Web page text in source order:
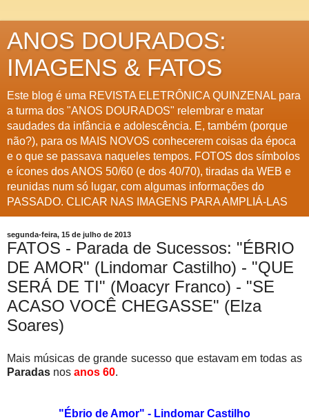
ANOS DOURADOS:
IMAGENS & FATOS
Este blog é uma REVISTA ELETRÔNICA QUINZENAL para
a turma dos "ANOS DOURADOS" relembrar e matar
saudades da infância e adolescência. E, também (porque
não?), para os MAIS NOVOS conhecerem coisas da época
e o que se passava naqueles tempos. FOTOS dos símbolos
e ícones dos ANOS 50/60 (e dos 40/70), tiradas da WEB e
reunidas num só lugar, com algumas informações do
PASSADO. CLICAR NAS IMAGENS PARA AMPLIÁ-LAS
segunda-feira, 15 de julho de 2013
FATOS - Parada de Sucessos: "ÉBRIO
DE AMOR" (Lindomar Castilho) - "QUE
SERÁ DE TI" (Moacyr Franco) - "SE
ACASO VOCÊ CHEGASSE" (Elza
Soares)
Mais músicas de grande sucesso que estavam em todas as
Paradas nos anos 60.
"Ébrio de Amor" - Lindomar Castilho